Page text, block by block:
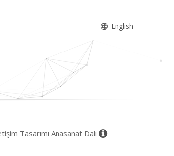
English
Tasarımı Anasanat Dalı